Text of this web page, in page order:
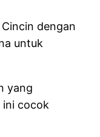
dengan
untuk
yang
ini cocok